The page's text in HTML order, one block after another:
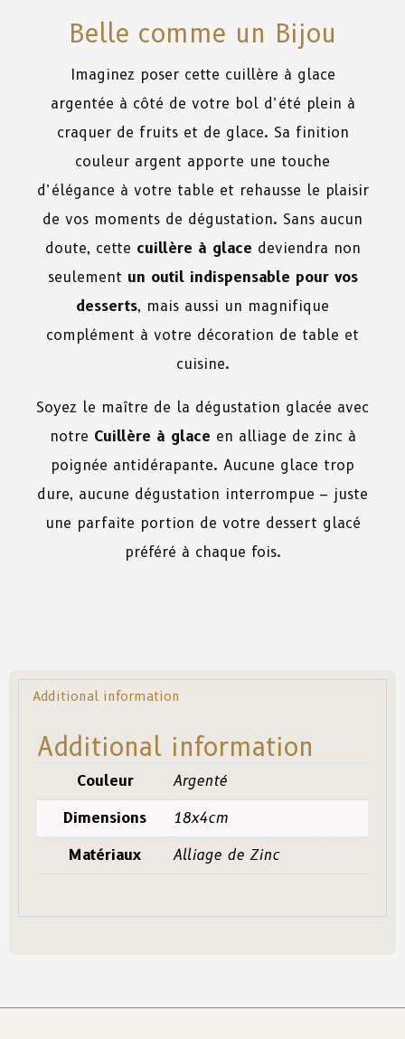
Belle comme un Bijou
Imaginez poser cette cuillère à glace
argentée à côté de votre bol d’été plein à
craquer de fruits et de glace. Sa finition
couleur argent apporte une touche
d’élégance à votre table et rehausse le plaisir
de vos moments de dégustation. Sans aucun
doute, cette cuillère à glace deviendra non
seulement un outil indispensable pour vos
desserts, mais aussi un magnifique
complément à votre décoration de table et
cuisine.
Soyez le maître de la dégustation glacée avec
notre Cuillère à glace en alliage de zinc à
poignée antidérapante. Aucune glace trop
dure, aucune dégustation interrompue – juste
une parfaite portion de votre dessert glacé
préféré à chaque fois.
Additional information
Additional information
Couleur Argenté
Dimensions 18x4cm
Matériaux Alliage de Zinc